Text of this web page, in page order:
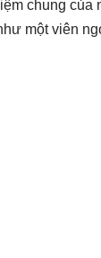
chung
một viên